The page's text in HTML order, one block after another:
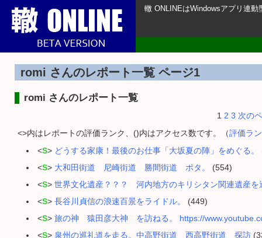
轍 ONLINEはWindowsアプリ連
romi さんのレポート一覧 ページ1
romi さんのレポート一覧
1 2 3 次の
<>内はレポートの評価ランク、()内はアクセス数です。（評価ラ
<S> どうする家康！最後のお仕事「大坂夏の陣」をめぐる。
<S> 大和田街道 尼崎街道 勝間街道 ポタ。
(554)
<S> 世界文化遺産？？？ 河内地方のキリシタン関連遺産を
<S> 長谷川貞信の浪速百景をライドル。
(449)
<S> 旅の神 猿田彦大神 を訪ねる。 https://
<S> 泉州の巡礼道を走る。中高野街道 西高野街道 探訪